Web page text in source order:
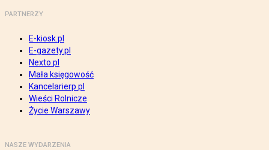
PARTNERZY
E-kiosk.pl
E-gazety.pl
Nexto.pl
Mała księgowość
Kancelarierp.pl
Wieści Rolnicze
Życie Warszawy
NASZE WYDARZENIA